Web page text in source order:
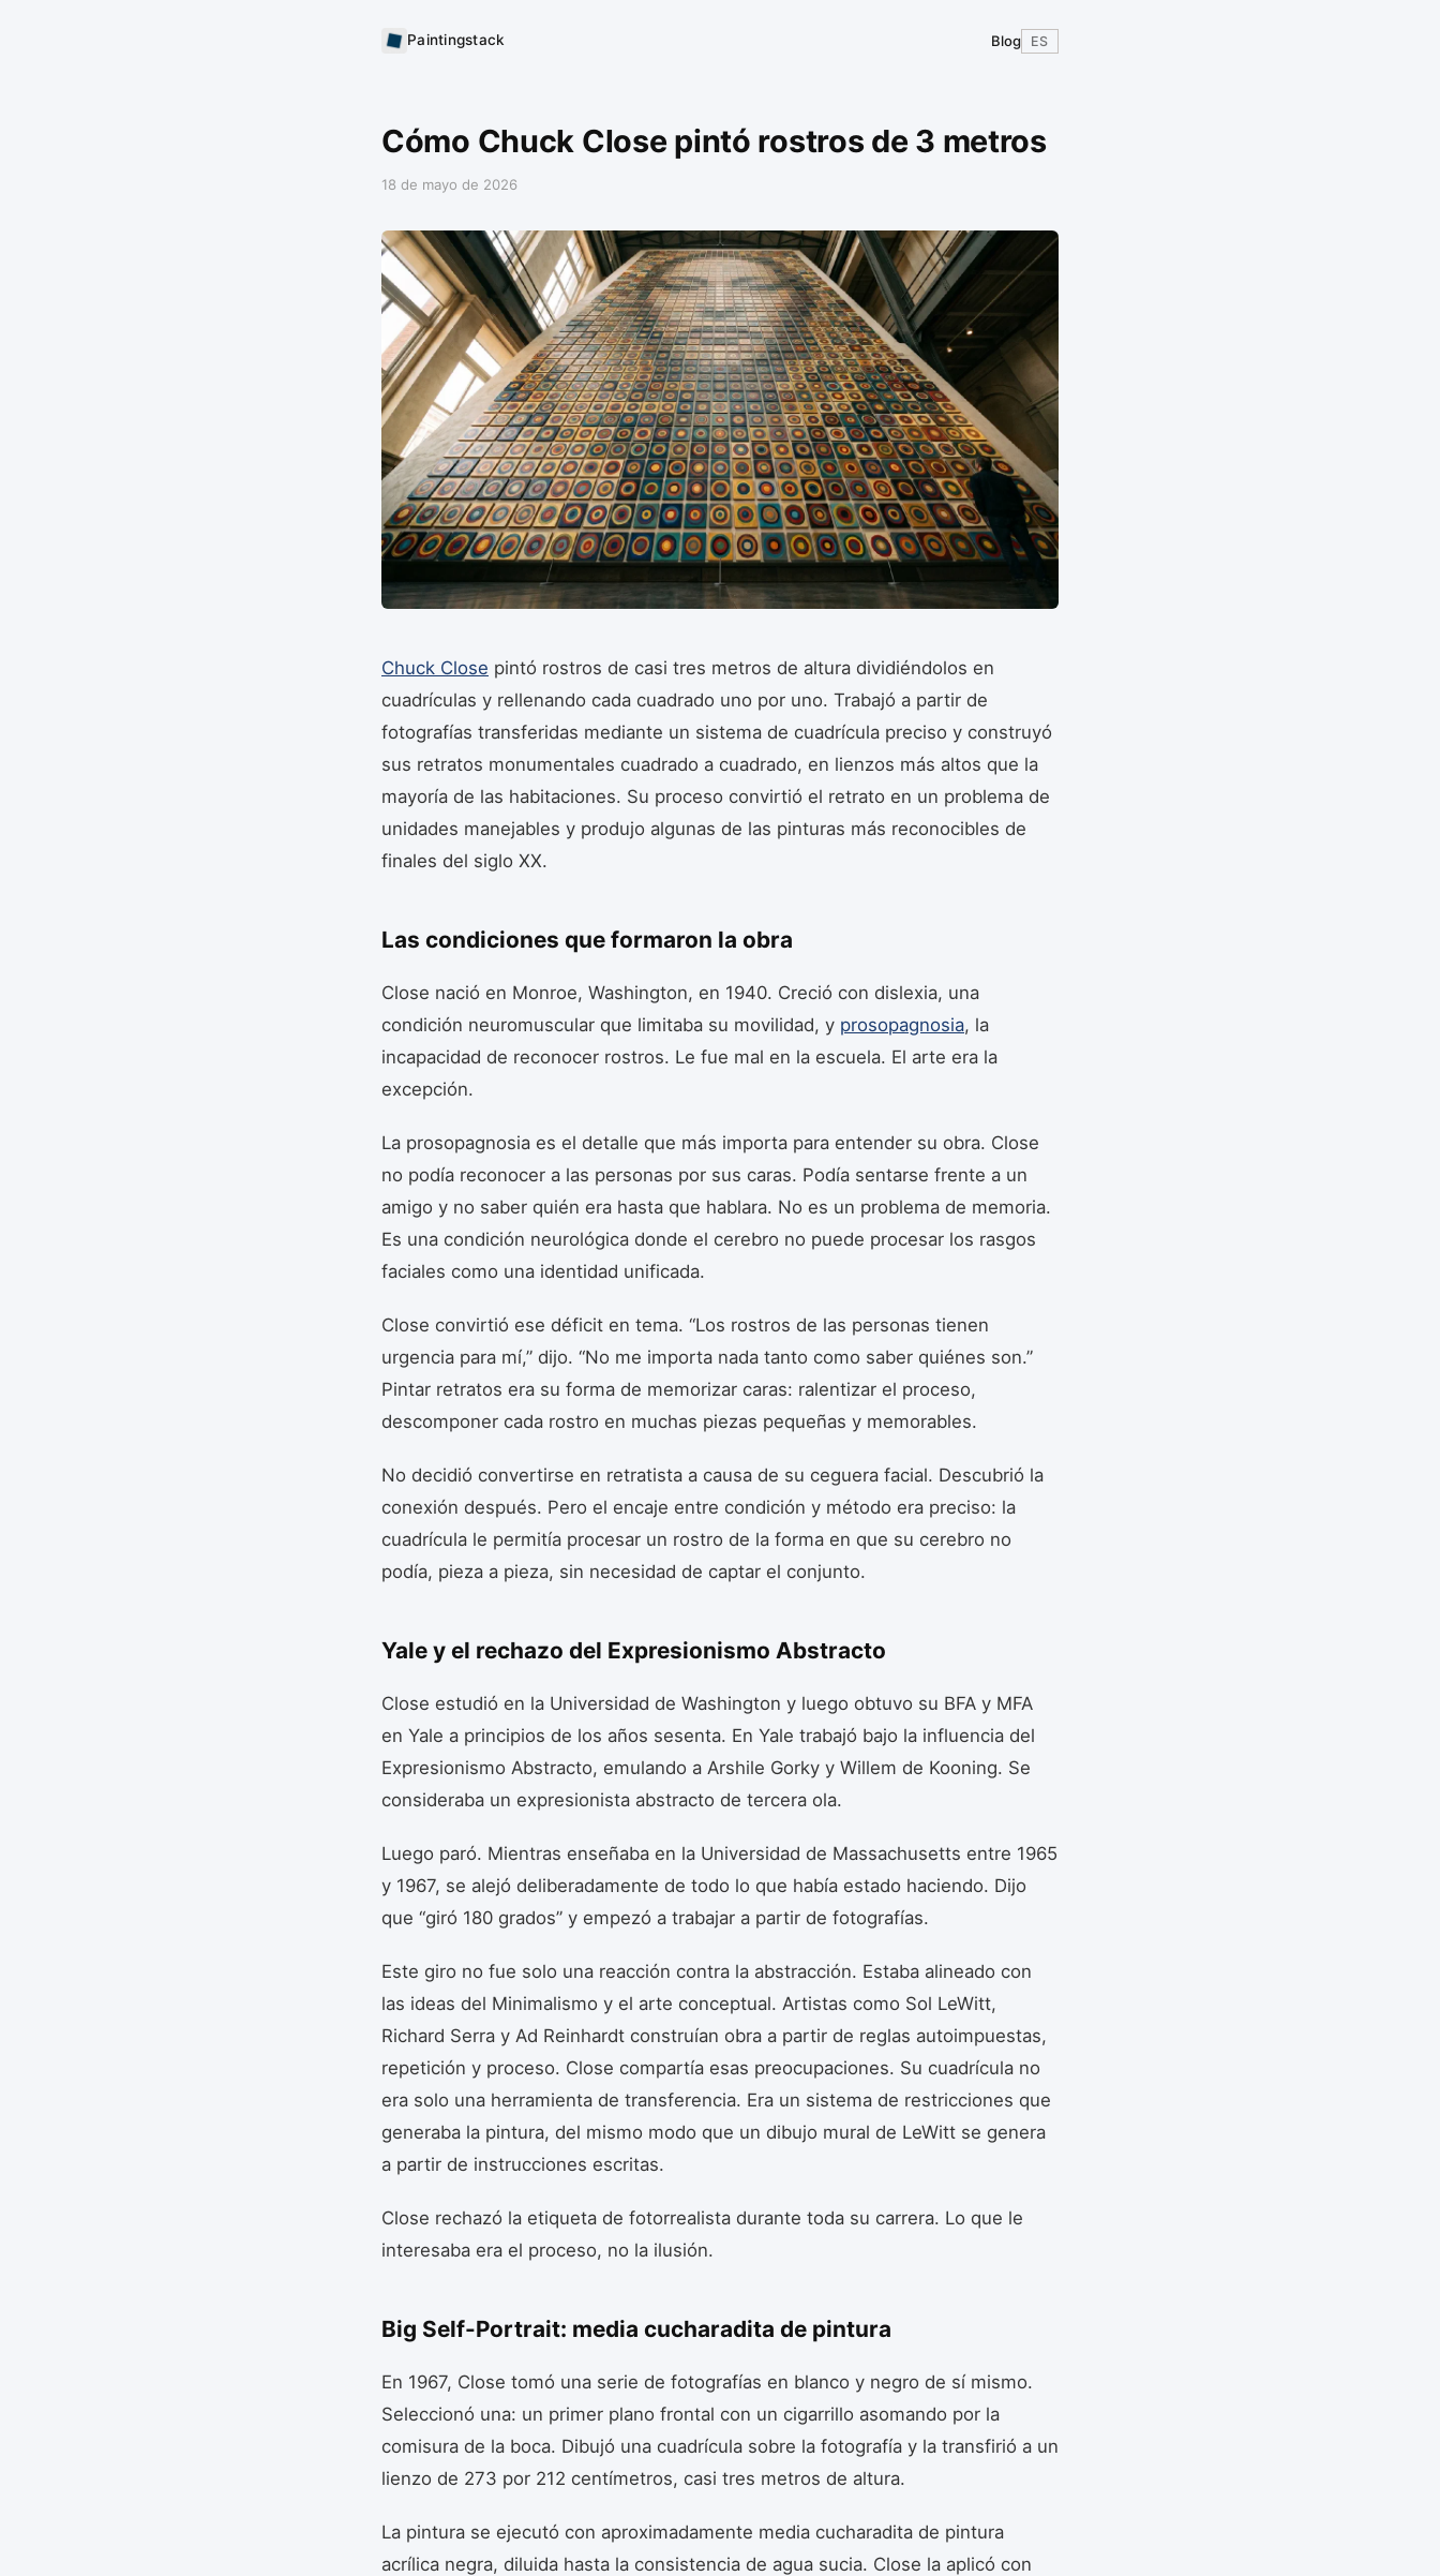
Paintingstack Blog ES
Cómo Chuck Close pintó rostros de 3 metros
18 de mayo de 2026
Chuck Close pintó rostros de casi tres metros de altura dividiéndolos en
cuadrículas y rellenando cada cuadrado uno por uno. Trabajó a partir de
fotografías transferidas mediante un sistema de cuadrícula preciso y construyó
sus retratos monumentales cuadrado a cuadrado, en lienzos más altos que la
mayoría de las habitaciones. Su proceso convirtió el retrato en un problema de
unidades manejables y produjo algunas de las pinturas más reconocibles de
finales del siglo XX.
Las condiciones que formaron la obra
Close nació en Monroe, Washington, en 1940. Creció con dislexia, una
condición neuromuscular que limitaba su movilidad, y prosopagnosia, la
incapacidad de reconocer rostros. Le fue mal en la escuela. El arte era la
excepción.
La prosopagnosia es el detalle que más importa para entender su obra. Close
no podía reconocer a las personas por sus caras. Podía sentarse frente a un
amigo y no saber quién era hasta que hablara. No es un problema de memoria.
Es una condición neurológica donde el cerebro no puede procesar los rasgos
faciales como una identidad unificada.
Close convirtió ese déficit en tema. “Los rostros de las personas tienen
urgencia para mí,” dijo. “No me importa nada tanto como saber quiénes son.”
Pintar retratos era su forma de memorizar caras: ralentizar el proceso,
descomponer cada rostro en muchas piezas pequeñas y memorables.
No decidió convertirse en retratista a causa de su ceguera facial. Descubrió la
conexión después. Pero el encaje entre condición y método era preciso: la
cuadrícula le permitía procesar un rostro de la forma en que su cerebro no
podía, pieza a pieza, sin necesidad de captar el conjunto.
Yale y el rechazo del Expresionismo Abstracto
Close estudió en la Universidad de Washington y luego obtuvo su BFA y MFA
en Yale a principios de los años sesenta. En Yale trabajó bajo la influencia del
Expresionismo Abstracto, emulando a Arshile Gorky y Willem de Kooning. Se
consideraba un expresionista abstracto de tercera ola.
Luego paró. Mientras enseñaba en la Universidad de Massachusetts entre 1965
y 1967, se alejó deliberadamente de todo lo que había estado haciendo. Dijo
que “giró 180 grados” y empezó a trabajar a partir de fotografías.
Este giro no fue solo una reacción contra la abstracción. Estaba alineado con
las ideas del Minimalismo y el arte conceptual. Artistas como Sol LeWitt,
Richard Serra y Ad Reinhardt construían obra a partir de reglas autoimpuestas,
repetición y proceso. Close compartía esas preocupaciones. Su cuadrícula no
era solo una herramienta de transferencia. Era un sistema de restricciones que
generaba la pintura, del mismo modo que un dibujo mural de LeWitt se genera
a partir de instrucciones escritas.
Close rechazó la etiqueta de fotorrealista durante toda su carrera. Lo que le
interesaba era el proceso, no la ilusión.
Big Self-Portrait: media cucharadita de pintura
En 1967, Close tomó una serie de fotografías en blanco y negro de sí mismo.
Seleccionó una: un primer plano frontal con un cigarrillo asomando por la
comisura de la boca. Dibujó una cuadrícula sobre la fotografía y la transfirió a un
lienzo de 273 por 212 centímetros, casi tres metros de altura.
La pintura se ejecutó con aproximadamente media cucharadita de pintura
acrílica negra, diluida hasta la consistencia de agua sucia. Close la aplicó con